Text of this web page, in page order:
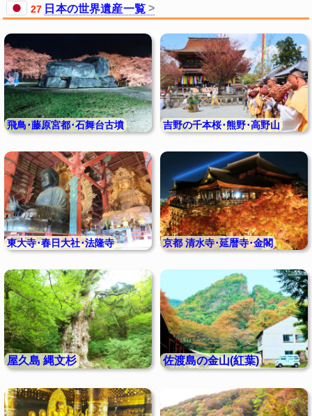
27 日本の世界遺産一覧
飛鳥･藤原宮都･石舞台古墳 吉野の千本桜･熊野･高野山
東大寺･春日大社･法隆寺 京都 清水寺･延暦寺･金閣
屋久島 縄文杉 佐渡島の金山(紅葉)